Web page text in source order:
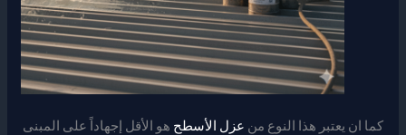
كما ان يعتبر هذا النوع من عزل الأسطح هو الأقل إجهاداً على المبنى